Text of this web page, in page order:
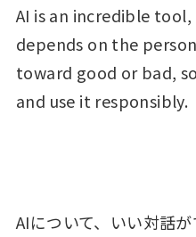
AI is an incredible tool,
depends on the
toward good or bad,
and use it responsibly.
AIについて、いい対話が